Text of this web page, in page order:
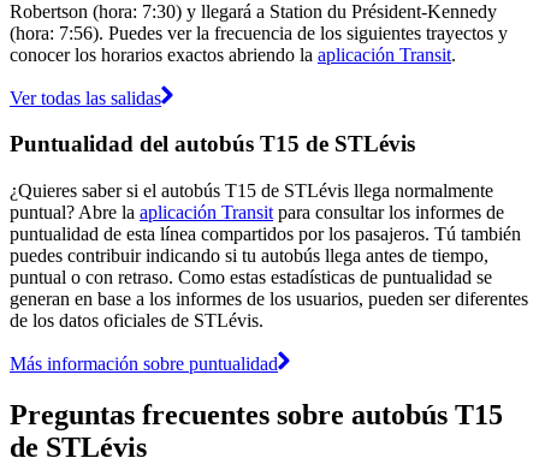
Robertson (hora: 7:30) y llegará a Station du Président-Kennedy
(hora: 7:56). Puedes ver la frecuencia de los siguientes trayectos y
conocer los horarios exactos abriendo la aplicación Transit.
Ver todas las salidas
Puntualidad del autobús T15 de STLévis
¿Quieres saber si el autobús T15 de STLévis llega normalmente
puntual? Abre la aplicación Transit para consultar los informes de
puntualidad de esta línea compartidos por los pasajeros. Tú también
puedes contribuir indicando si tu autobús llega antes de tiempo,
puntual o con retraso. Como estas estadísticas de puntualidad se
generan en base a los informes de los usuarios, pueden ser diferentes
de los datos oficiales de STLévis.
Más información sobre puntualidad
Preguntas frecuentes sobre autobús T15
de STLévis